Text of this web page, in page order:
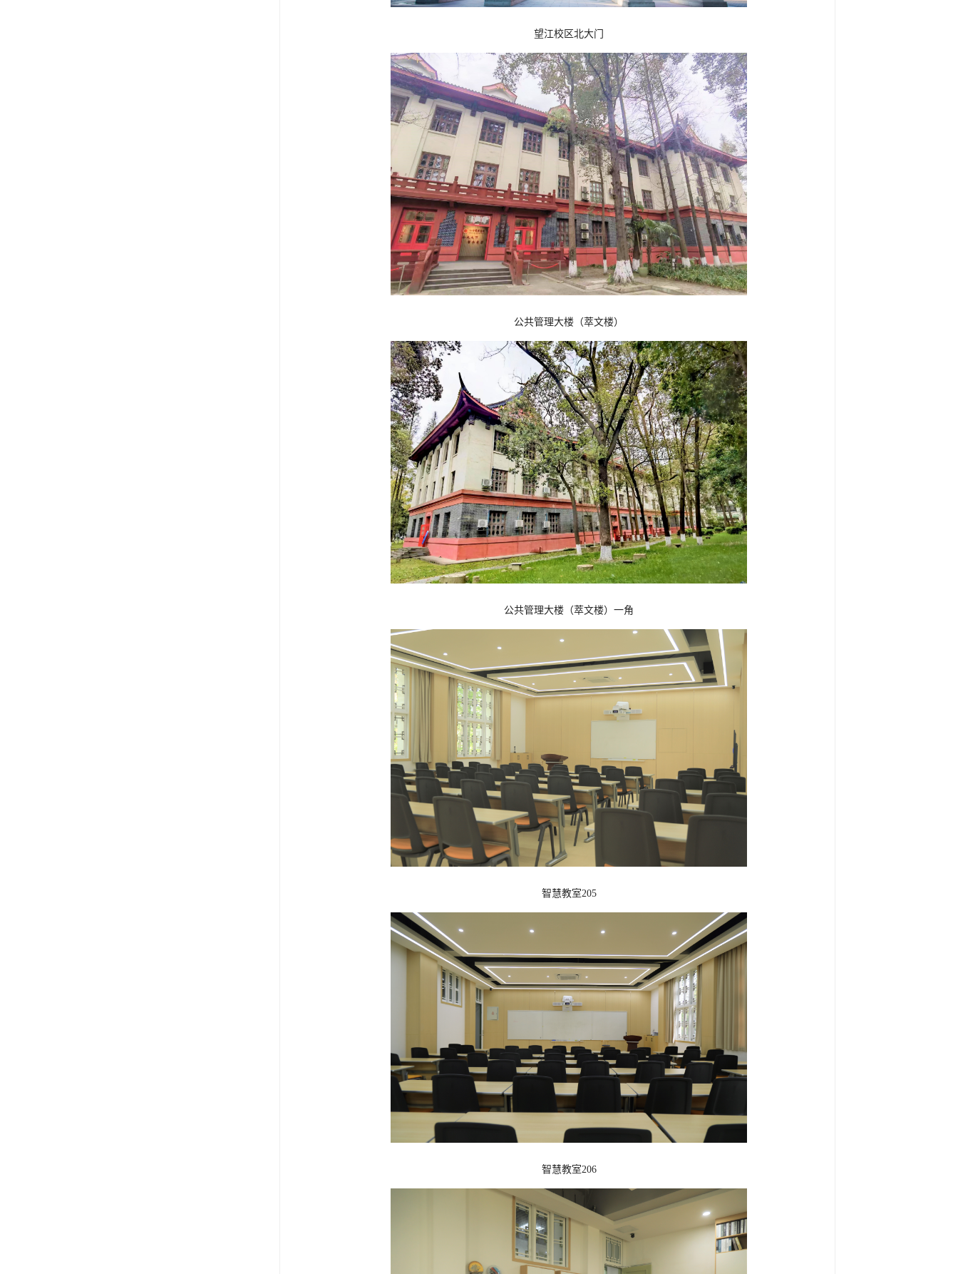
望江校区北大门
公共管理大楼（萃文楼）
公共管理大楼（萃文楼）一角
智慧教室205
智慧教室206